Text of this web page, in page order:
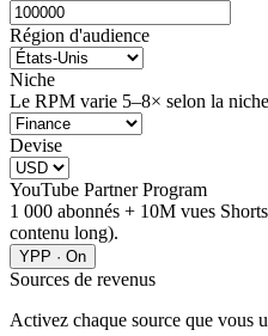
Région d'audience
Niche
Le RPM varie 5–8× selon la
Devise
YouTube Partner Program
1 000 abonnés + 10M vues
contenu long).
YPP · On
Sources de revenus
Activez chaque source que vous